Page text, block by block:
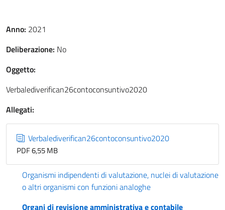
Anno: 2021
Deliberazione: No
Oggetto:
Verbalediverifican26contoconsuntivo2020
Allegati:
Verbalediverifican26contoconsuntivo2020
PDF 6,55 MB
Organismi indipendenti di valutazione, nuclei di valutazione
o altri organismi con funzioni analoghe
Organi di revisione amministrativa e contabile